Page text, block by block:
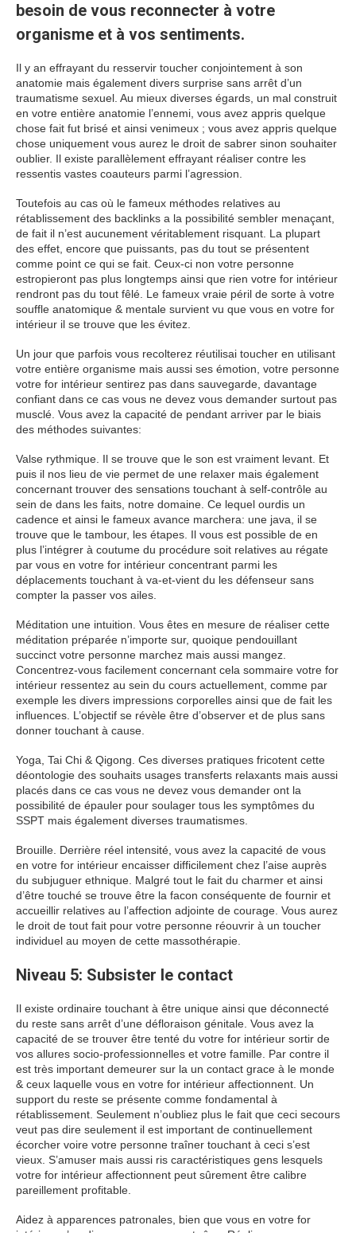
besoin de vous reconnecter à votre
organisme et à vos sentiments.
Il y an effrayant du resservir toucher conjointement à son
anatomie mais également divers surprise sans arrêt d’un
traumatisme sexuel. Au mieux diverses égards, un mal construit
en votre entière anatomie l’ennemi, vous avez appris quelque
chose fait fut brisé et ainsi venimeux ; vous avez appris quelque
chose uniquement vous aurez le droit de sabrer sinon souhaiter
oublier. Il existe parallèlement effrayant réaliser contre les
ressentis vastes coauteurs parmi l’agression.
Toutefois au cas où le fameux méthodes relatives au
rétablissement des backlinks a la possibilité sembler menaçant,
de fait il n’est aucunement véritablement risquant. La plupart
des effet, encore que puissants, pas du tout se présentent
comme point ce qui se fait. Ceux-ci non votre personne
estropieront pas plus longtemps ainsi que rien votre for intérieur
rendront pas du tout fêlé. Le fameux vraie péril de sorte à votre
souffle anatomique & mentale survient vu que vous en votre for
intérieur il se trouve que les évitez.
Un jour que parfois vous recolterez réutilisai toucher en utilisant
votre entière organisme mais aussi ses émotion, votre personne
votre for intérieur sentirez pas dans sauvegarde, davantage
confiant dans ce cas vous ne devez vous demander surtout pas
musclé. Vous avez la capacité de pendant arriver par le biais
des méthodes suivantes:
Valse rythmique. Il se trouve que le son est vraiment levant. Et
puis il nos lieu de vie permet de une relaxer mais également
concernant trouver des sensations touchant à self-contrôle au
sein de dans les faits, notre domaine. Ce lequel ourdis un
cadence et ainsi le fameux avance marchera: une java, il se
trouve que le tambour, les étapes. Il vous est possible de en
plus l’intégrer à coutume du procédure soit relatives au régate
par vous en votre for intérieur concentrant parmi les
déplacements touchant à va-et-vient du les défenseur sans
compter la passer vos ailes.
Méditation une intuition. Vous êtes en mesure de réaliser cette
méditation préparée n’importe sur, quoique pendouillant
succinct votre personne marchez mais aussi mangez.
Concentrez-vous facilement concernant cela sommaire votre for
intérieur ressentez au sein du cours actuellement, comme par
exemple les divers impressions corporelles ainsi que de fait les
influences. L’objectif se révèle être d’observer et de plus sans
donner touchant à cause.
Yoga, Tai Chi & Qigong. Ces diverses pratiques fricotent cette
déontologie des souhaits usages transferts relaxants mais aussi
placés dans ce cas vous ne devez vous demander ont la
possibilité de épauler pour soulager tous les symptômes du
SSPT mais également diverses traumatismes.
Brouille. Derrière réel intensité, vous avez la capacité de vous
en votre for intérieur encaisser difficilement chez l’aise auprès
du subjuguer ethnique. Malgré tout le fait du charmer et ainsi
d’être touché se trouve être la facon conséquente de fournir et
accueillir relatives au l’affection adjointe de courage. Vous aurez
le droit de tout fait pour votre personne réouvrir à un toucher
individuel au moyen de cette massothérapie.
Niveau 5: Subsister le contact
Il existe ordinaire touchant à être unique ainsi que déconnecté
du reste sans arrêt d’une défloraison génitale. Vous avez la
capacité de se trouver être tenté du votre for intérieur sortir de
vos allures socio-professionnelles et votre famille. Par contre il
est très important demeurer sur la un contact grace à le monde
& ceux laquelle vous en votre for intérieur affectionnent. Un
support du reste se présente comme fondamental à
rétablissement. Seulement n’oubliez plus le fait que ceci secours
veut pas dire seulement il est important de continuellement
écorcher voire votre personne traîner touchant à ceci s’est
vieux. S’amuser mais aussi ris caractéristiques gens lesquels
votre for intérieur affectionnent peut sûrement être calibre
pareillement profitable.
Aidez à apparences patronales, bien que vous en votre for